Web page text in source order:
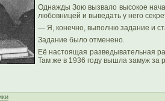
Однажды Зою вызвало высокое
любовницей и выведать у него
— Я, конечно, выполню задание и
Задание было отменено.
Её настоящая разведывательная
Там же в 1936 году вышла замуж за